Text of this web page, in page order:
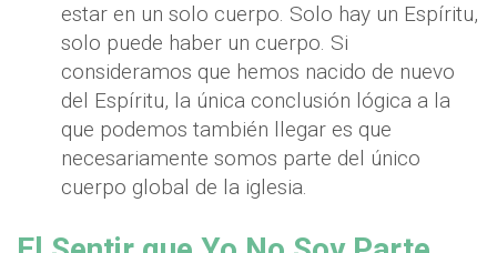
estar en un solo cuerpo. Solo hay un Espíritu,
solo puede haber un cuerpo. Si
consideramos que hemos nacido de nuevo
del Espíritu, la única conclusión lógica a la
que podemos también llegar es que
necesariamente somos parte del único
cuerpo global de la iglesia.